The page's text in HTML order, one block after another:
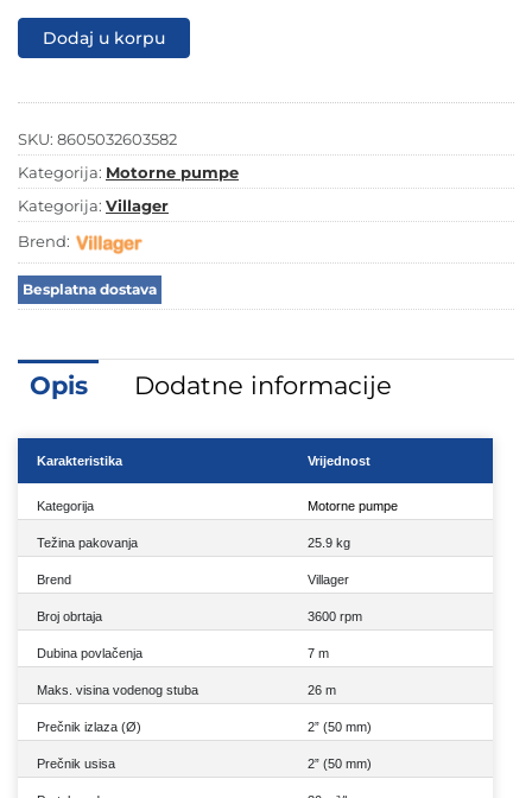
vodu
Villager
P
Dodaj u korpu
SKU: 8605032603582
Kategorija: Motorne pumpe
Kategorija: Villager
Brend:
Besplatna dostava
Opis Dodatne informacije
Karakteristika Vrijednost
Kategorija Motorne pumpe
Težina pakovanja 25.9 kg
Brend Villager
Broj obrtaja 3600 rpm
Dubina povlačenja 7 m
Maks. visina vodenog stuba 26 m
Prečnik izlaza (Ø) 2” (50 mm)
Prečnik usisa 2” (50 mm)